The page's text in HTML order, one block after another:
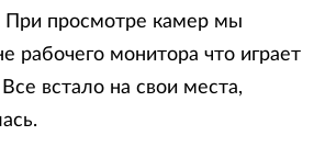
При просмотре камер мы
рабочего монитора что играет
встало на свои места,